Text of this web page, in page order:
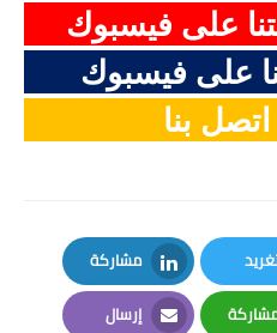
على فيسبوك
على فيسبوك
اتصل بنا
مشاركة
LinkedIn
إرسال